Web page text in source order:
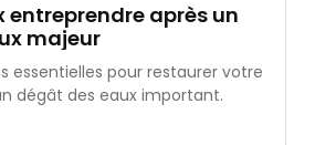
entreprendre après un
majeur
essentielles pour restaurer votre
dégât des eaux important.